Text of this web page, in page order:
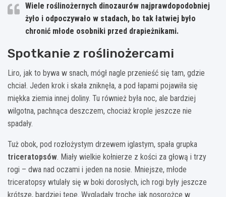
Wiele roślinożernych dinozaurów najprawdopodobniej
żyło i odpoczywało w stadach, bo tak łatwiej było
chronić młode osobniki przed drapieżnikami.
Spotkanie z roślinożercami
Liro, jak to bywa w snach, mógł nagle przenieść się tam, gdzie
chciał. Jeden krok i skała zniknęła, a pod łapami pojawiła się
miękka ziemia innej doliny. Tu również była noc, ale bardziej
wilgotna, pachnąca deszczem, chociaż krople jeszcze nie
spadały.
Tuż obok, pod rozłożystym drzewem iglastym, spała grupka
triceratopsów. Miały wielkie kołnierze z kości za głową i trzy
rogi – dwa nad oczami i jeden na nosie. Mniejsze, młode
triceratopsy wtulały się w boki dorosłych, ich rogi były jeszcze
krótsze, bardziej tępe. Wyglądały trochę jak nosorożce w